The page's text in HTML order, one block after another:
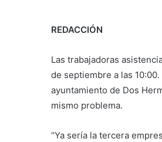
REDACCIÓN
Las trabajadoras
de septiembre a las
ayuntamiento de Dos
mismo problema.
“Ya sería la tercera